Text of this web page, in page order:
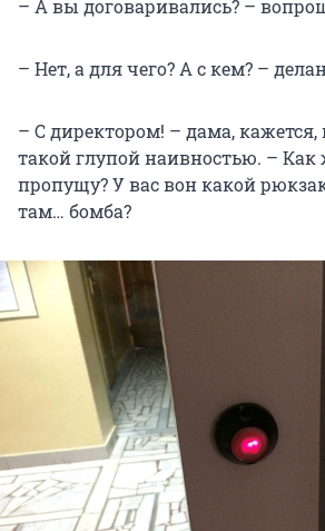
– А вы договаривались? –
– Нет, а для чего? А с кем? –
– С директором! – дама,
такой глупой наивностью. – Как
пропущу? У вас вон какой
там… бомба?